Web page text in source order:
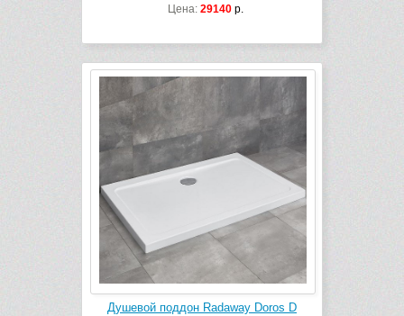
Цена: 29140 р.
Душевой поддон Radaway Doros D